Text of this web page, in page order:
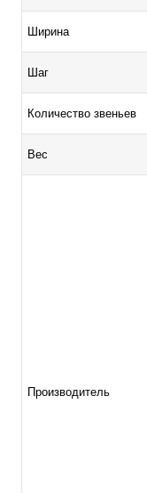
Ширина
Шаг
Количество звеньев
Вес
Производитель